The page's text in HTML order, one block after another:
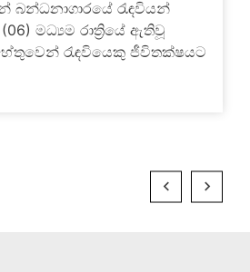
බන්ධනාගාරයේ රැඳවියන්
මධ්‍යම රාත්‍රියේ ඇතිවූ
රැඳවියෙකු ජීවිතක්ෂයට